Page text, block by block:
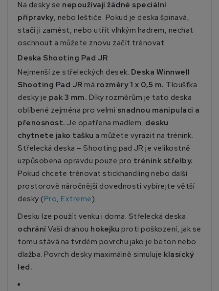
Na desky se nepoužívají žádné speciální
přípravky, nebo leštiče. Pokud je deska špinavá,
stačí ji zamést, nebo utřít vlhkým hadrem, nechat
oschnout a můžete znovu začít trénovat.
Deska Shooting Pad JR
Nejmenší ze střeleckých desek. Deska Winnwell
Shooting Pad JR má rozměry 1 x 0,5 m. Tloušťka
desky je pak 3 mm. Díky rozměrům je tato deska
oblíbené zejména pro velmi snadnou manipulaci a
přenosnost. Je opatřena madlem, desku
chytnete jako tašku a můžete vyrazit na trénink.
Střelecká deska – Shooting pad JR je velikostně
uzpůsobena opravdu pouze pro trénink střelby.
Pokud chcete trénovat stickhandling nebo další
prostorově náročnější dovednosti vybírejte větší
desky (Pro, Extreme).
Desku lze použít venku i doma. Střelecká deska
ochrání Vaší drahou hokejku proti poškození, jak se
tomu stává na tvrdém povrchu jako je beton nebo
dlažba. Povrch desky maximálně simuluje klasický
led.